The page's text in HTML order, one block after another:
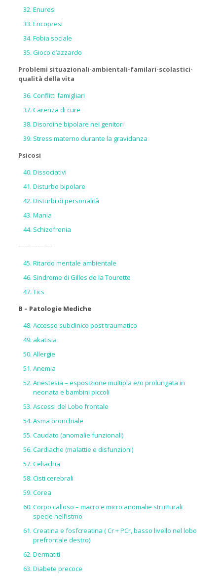
Enuresi
Encopresi
Fobia sociale
Gioco d’azzardo
Problemi situazionali-ambientali-familari-scolastici-
qualità della vita
Conflitti famigliari
Carenza di cure
Disordine bipolare nei genitori
Stress materno durante la gravidanza
Psicosi
Dissociativi
Disturbo bipolare
Disturbi di personalità
Mania
Schizofrenia
—————-
Ritardo mentale ambientale
Sindrome di Gilles de la Tourette
Tics
B – Patologie Mediche
Accesso subclinico post traumatico
akatisia
Allergie
Anemia
Anestesia – esposizione multipla e/o prolungata in
neonata e bambini piccoli
Ascessi del Lobo frontale
Asma bronchiale
Caudato (anomalie funzionali)
Cardiache (malattie e disfunzioni)
Celiachia
Cisti cerebrali
Corea
Corpo calloso – macro e micro anomalie strutturali
specie nell’istmo
Creatina e fosfcreatina ( Cr + PCr, basso livello nel lobo
prefrontale destro)
Dermatiti
Diabete precoce